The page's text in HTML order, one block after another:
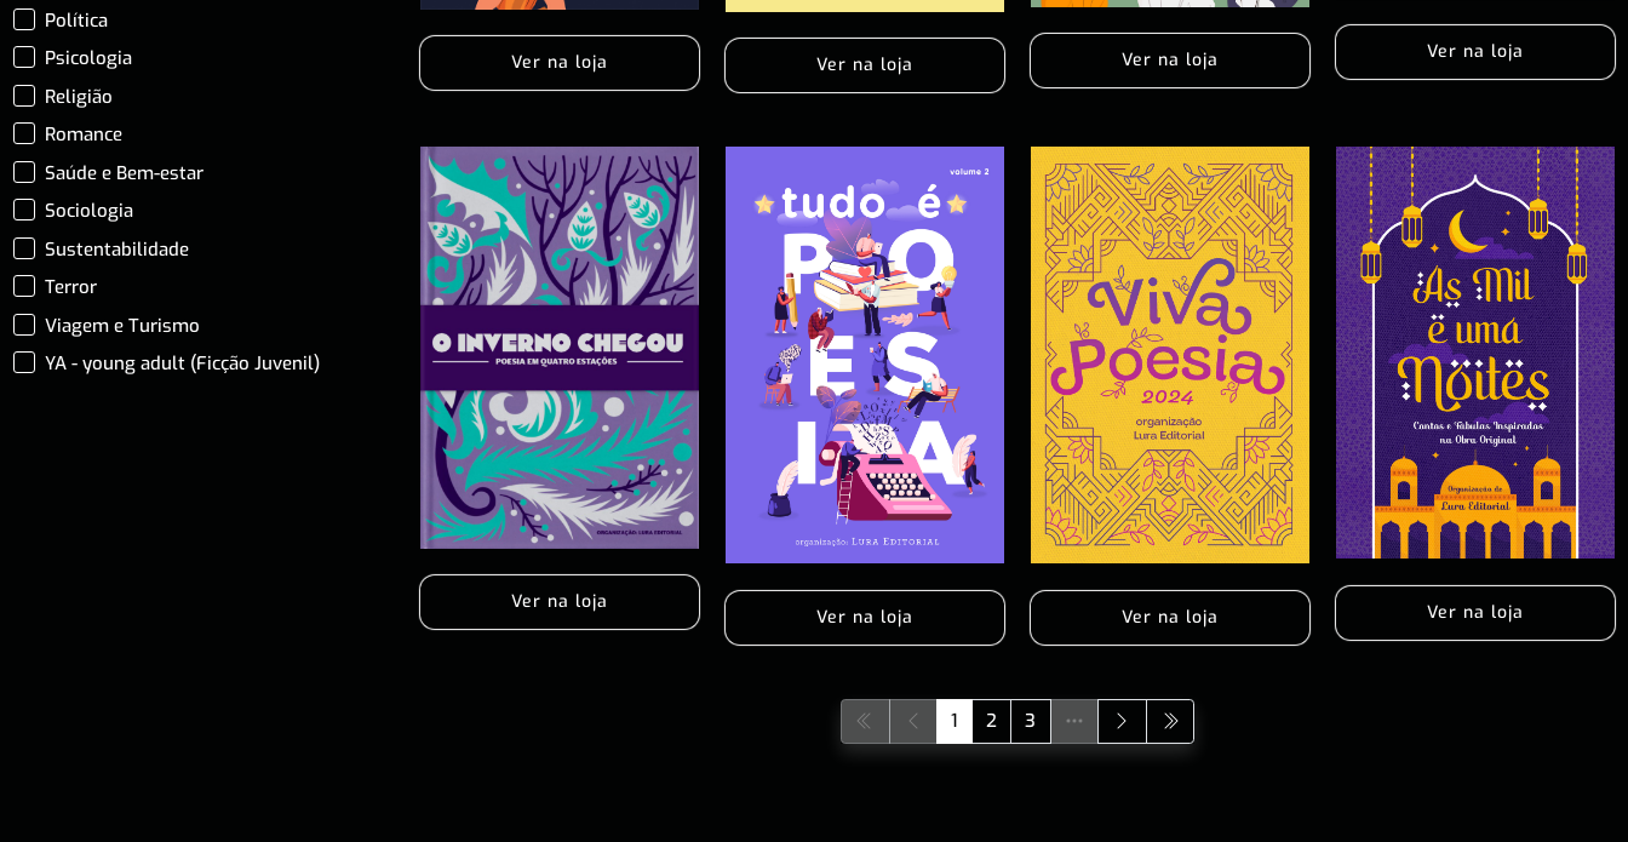
Política
Psicologia
Religião
Romance
Saúde e Bem-estar
Sociologia
Sustentabilidade
Terror
Viagem e Turismo
YA - young adult (Ficção Juvenil)
Ver na loja Ver na loja Ver na loja Ver na loja
Ver na loja
Ver na loja Ver na loja Ver na loja
1 2 3